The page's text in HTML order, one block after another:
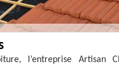
l’entreprise Artisan